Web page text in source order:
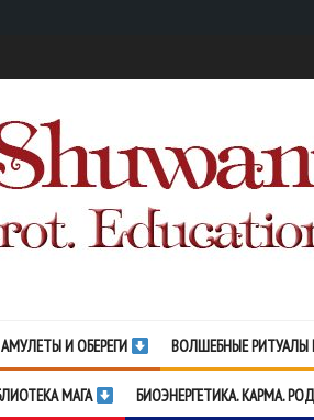
И ОБЕРЕГИ ВОЛШЕБНЫЕ РИТУАЛЫ
МАГА БИОЭНЕРГЕТИКА. КАРМА. РОД